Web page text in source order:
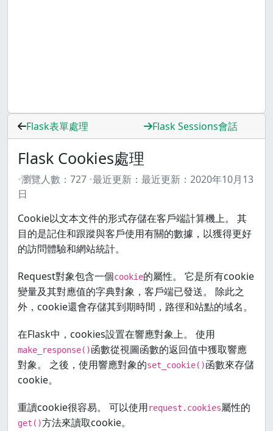
Flask表單處理 Flask Sessions會話
Flask Cookies處理
瀏覽人數： 727 最近更新： 最近更新： 2020年10月13
日
Cookie以文本文件的形式存儲在客戶端計算機上。 其
目的是記住和跟蹤與客戶使用有關的數據，以獲得更好
的訪問體驗和網站統計。
Request對象包含一個cookie的屬性。 它是所有cookie
變量及其對應值的字典對象，客戶端已發送。 除此之
外，cookie還會存儲其到期時間，路徑和站點的域名。
在Flask中，cookies設置在響應對象上。 使用
make_response()函數從視圖函數的返回值中獲取響應
對象。 之後，使用響應對象的set_cookie()函數來存儲
cookie。
重讀cookie很容易。 可以使用request.cookies屬性的
get()方法來讀取cookie。